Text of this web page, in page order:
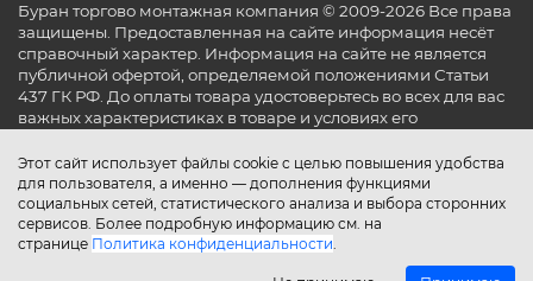
Этот сайт использует файлы cookie с целью повышения удобства
для пользователя, а именно — дополнения функциями
социальных сетей, статистического анализа и выбора сторонних
сервисов. Более подробную информацию см. на
странице Политика конфиденциальности.
Буран торгово монтажная компания © 2009-2026 Все права
защищены. Предоставленная на сайте информация несёт
справочный характер. Информация на сайте не является
публичной офертой, определяемой положениями Статьи
437 ГК РФ. До оплаты товара удостоверьтесь во всех для вас
важных характеристиках в товаре и условиях его